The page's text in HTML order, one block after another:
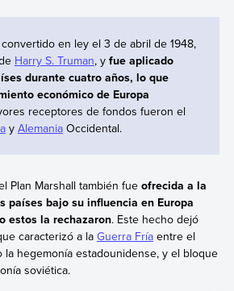
en ley el 3 de abril de 1948,
Harry S. Truman, y fue aplicado
durante cuatro años, lo que
económico de Europa
receptores de fondos fueron el
y AlemaniaOccidental.
Plan Marshall también fue ofrecida a la
países bajo su influencia en Europa
estos la rechazaron. Este hecho dejó
caracterizó a la Guerra Fríaentre el
la hegemonía estadounidense, y el bloque
soviética.